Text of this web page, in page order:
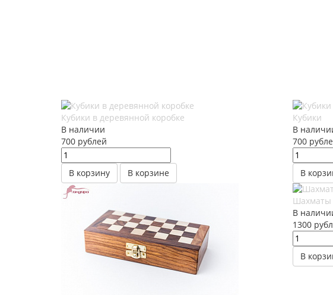
Кубики в деревянной коробке
В наличии
700 рублей
В корзину В корзине
Кубики
В
700 руб
В
Шахматы
В
1300 руб
В